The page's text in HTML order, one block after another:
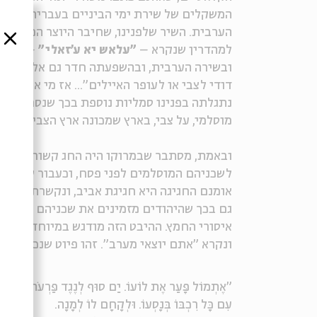
המשקלים של שירת ימי הביניים בעברית הם
למהדרין שנקרא – "עלאש יא ע'זאלי" –
ובשירה הערבית, ובהשפעתה חדר גם אל
דודי לצבי או לעופר האיילים"... אז מי אם
נתגלתה בפנינו סמליות נוספת בכך שנסרין
מוסלמי, על צבי, בארץ שמכונה ארץ הצבי, בחגם
ובאמת, מסתבר שבמרוקו היה החג קשור קשר
לשכניהם המוסלמים לפני פסח, וכעבור
אומנם החגיגה היא חגיגת אביב, ונקשרת
גם בכך שהיהודים מזמינים את שכניהם
איסורי החמץ. ההיבט הזה מודגש במיוחד
ונקרא "אתם יוצאי מערב". זהו פיוט שנכתב
"אֶתְמוֹל פָּעַר אֶת לוֹעוֹ. יַם סוּף לְנֶגֶד פַּרְעֹה.
עִם כָּל רִכְבּוֹ בְּנָסְעוֹ. וּלְקָחָם לוֹ לְמָנָה.
סגור